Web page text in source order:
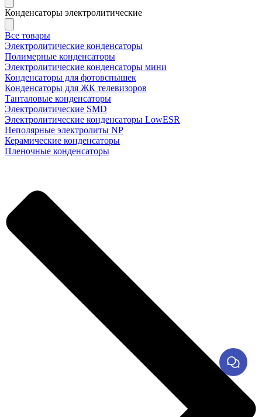
Конденсаторы электролитические
Все товары
Электролитические конденсаторы
Полимерные конденсаторы
Электролитические конденсаторы мини
Конденсаторы для фотовспышек
Конденсаторы для ЖК телевизоров
Танталовые конденсаторы
Электролитические SMD
Электролитические конденсаторы LowESR
Неполярные электролиты NP
Керамические конденсаторы
Пленочные конденсаторы